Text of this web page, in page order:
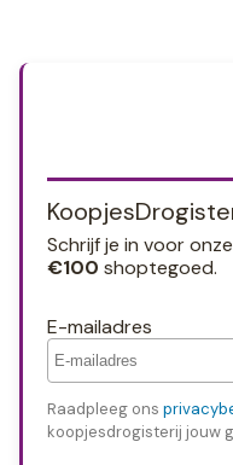
Schrijf je in voor
€100 shoptegoed.
E-mailadres
Raadpleeg ons
koopjesdrogisterij jouw